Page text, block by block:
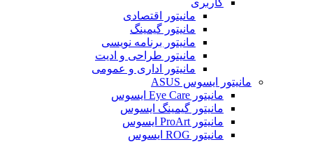
کاربری
مانیتور اقتصادی
مانیتور گیمینگ
مانیتور برنامه نویسی
مانیتور طراحی و ادیت
مانیتور اداری و عمومی
مانیتور ایسوس ASUS
مانیتور Eye Care ایسوس
مانیتور گیمینگ ایسوس
مانیتور ProArt ایسوس
مانیتور ROG ایسوس